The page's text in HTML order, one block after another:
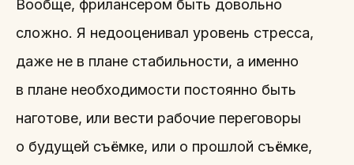
Вообще, фрилансером быть довольно
сложно. Я недооценивал уровень стресса,
даже не в плане стабильности, а именно
в плане необходимости постоянно быть
наготове, или вести рабочие переговоры
о будущей съёмке, или о прошлой съёмке,